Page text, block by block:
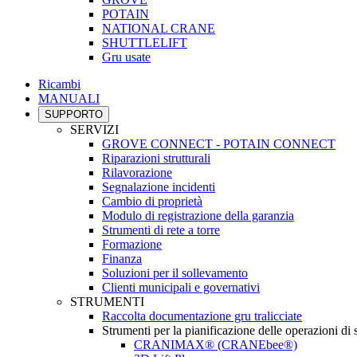
POTAIN
NATIONAL CRANE
SHUTTLELIFT
Gru usate
Ricambi
MANUALI
SUPPORTO
SERVIZI
GROVE CONNECT - POTAIN CONNECT
Riparazioni strutturali
Rilavorazione
Segnalazione incidenti
Cambio di proprietà
Modulo di registrazione della garanzia
Strumenti di rete a torre
Formazione
Finanza
Soluzioni per il sollevamento
Clienti municipali e governativi
STRUMENTI
Raccolta documentazione gru tralicciate
Strumenti per la pianificazione delle operazioni di
CRANIMAX® (CRANEbee®)